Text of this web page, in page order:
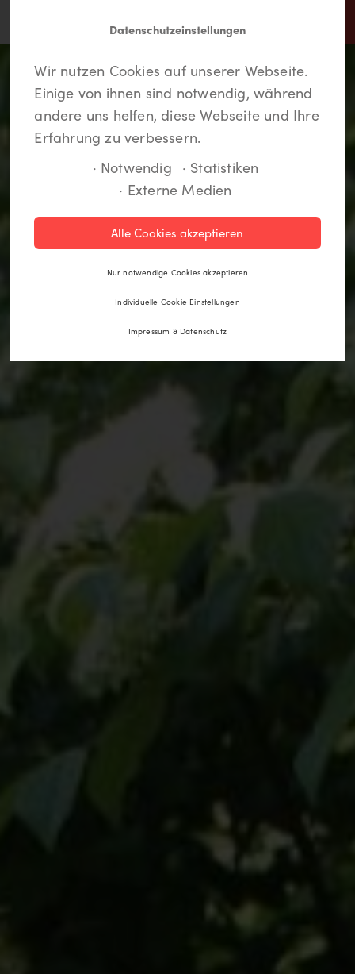
In Lippstadt findet jeder
etwas.
Deine Lieblingsorte zu speichern und eine
Route anzulegen. Wenn Du noch kein Login
hast, kannst Du Dich hier kostenlos anmelden.
Registrieren
Datenschutzeinstellungen
Wir nutzen Cookies auf unserer Webseite.
Einige von ihnen sind notwendig, während
andere uns helfen, diese Webseite und Ihre
Erfahrung zu verbessern.
· Notwendig · Statistiken
· Externe Medien
Alle Cookies akzeptieren
Nur notwendige Cookies akzeptieren
Individuelle Cookie Einstellungen
Impressum & Datenschutz